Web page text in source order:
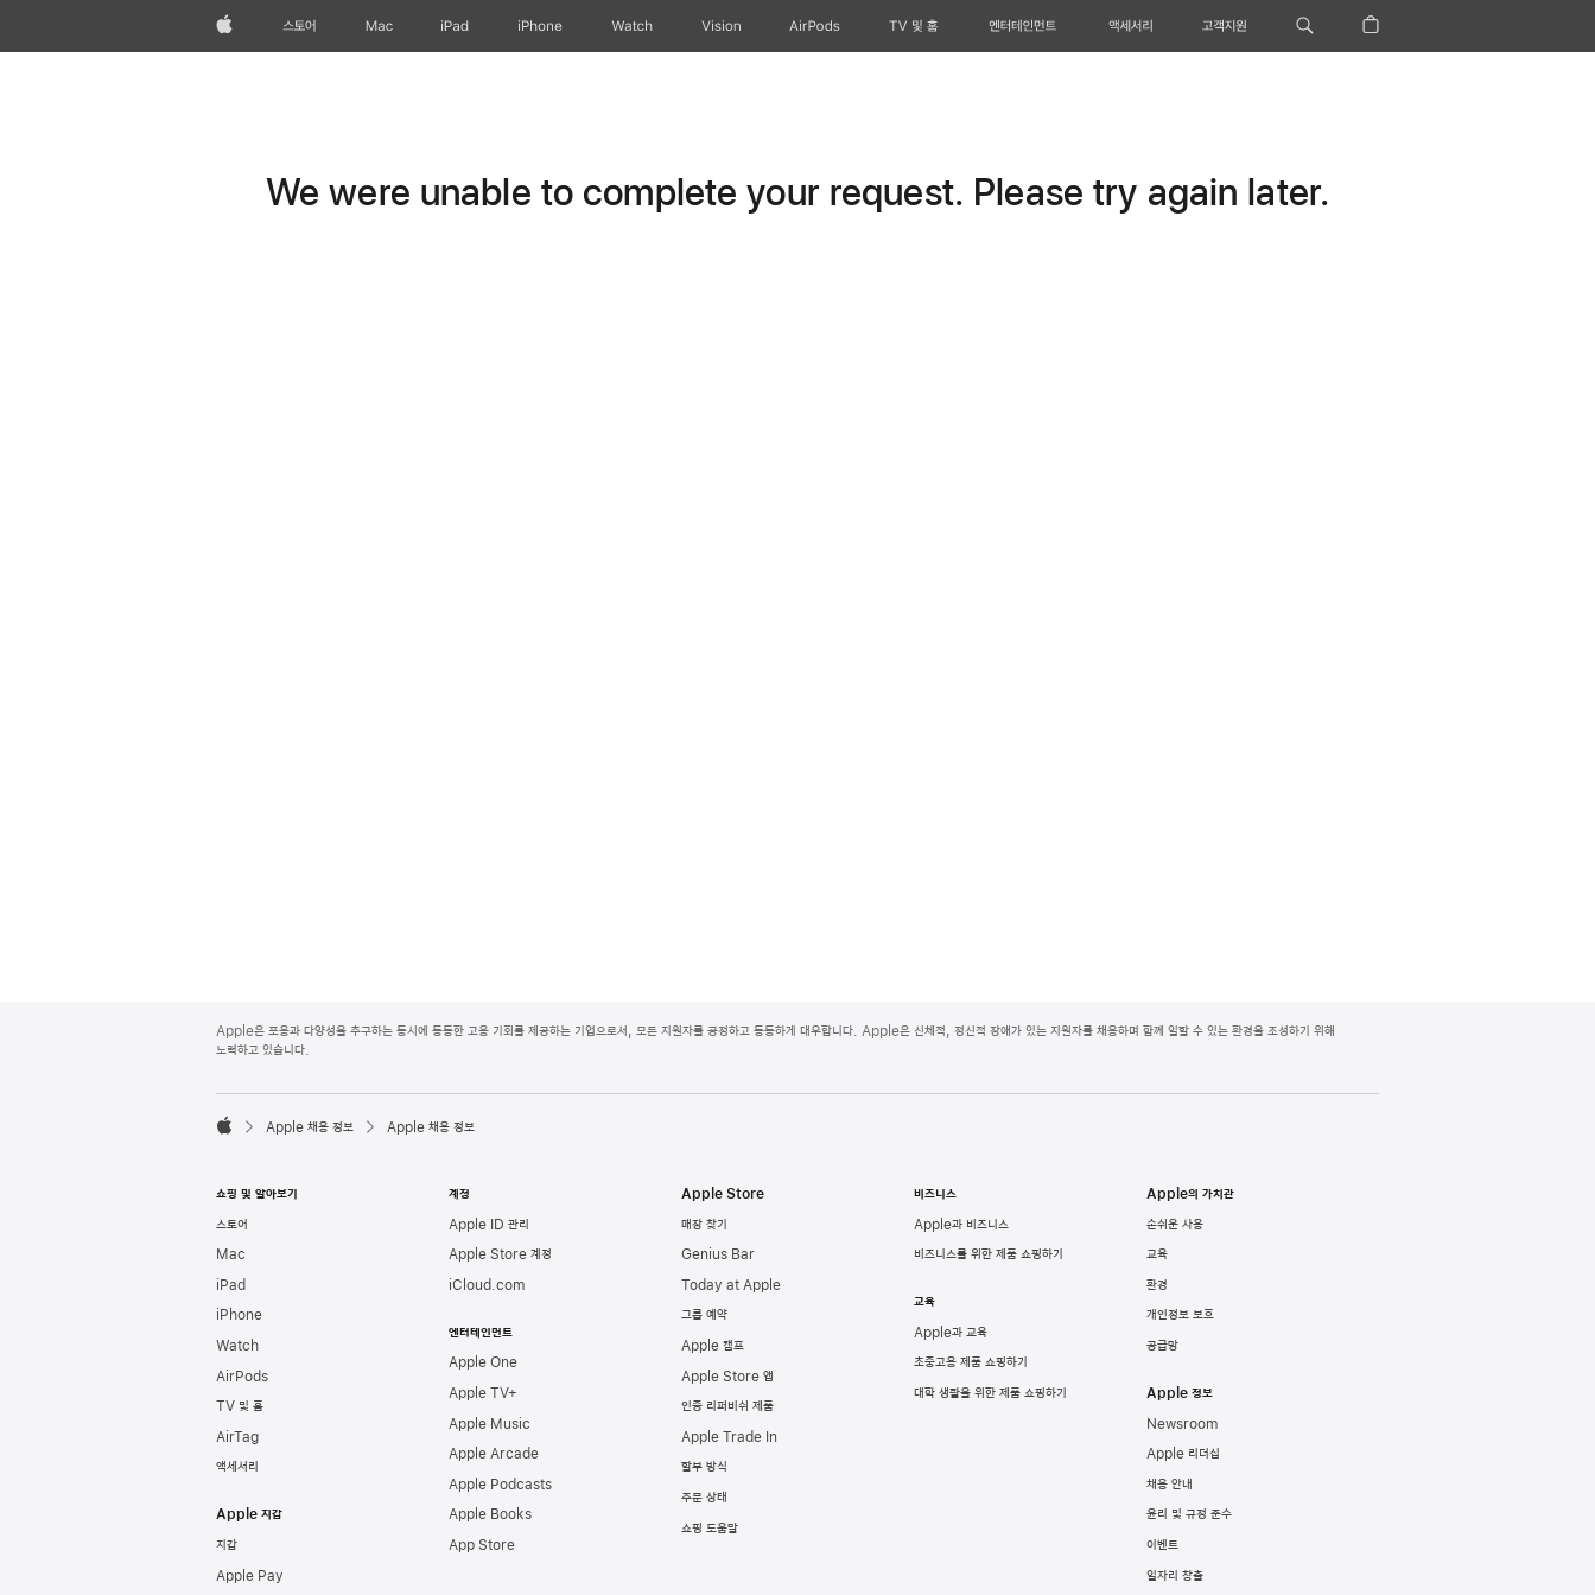
Apple스토어 Mac iPad iPhone Watch Vision AirPods TV 및 홈 엔터테인먼트 액세서리 고객지원
We were unable to complete your request. Please try again later.
p
p
o
r
Apple은 포용과 다양성을 추구하는 동시에 동등한 고용 기회를 제공하는 기업으로서, 모든 지원자를 공정하고 동등하게 대우합니다. Apple은 신체적, 정신적 장애가 있는 지원자를 채용하며 함께 일할 수 있는 환경을 조성하기 위해
노력하고 있습니다.

l
e
Apple 채용 정보 Apple 채용 정보
쇼핑 및 알아보기
스토어
Mac
iPad
iPhone
Watch
AirPods
TV 및 홈
AirTag
액세서리
Apple 지갑
지갑
Apple Pay
계정
Apple ID 관리
Apple Store 계정
iCloud.com
엔터테인먼트
Apple One
Apple TV+
Apple Music
Apple Arcade
Apple Podcasts
Apple Books
App Store
Apple Store
매장 찾기
Genius Bar
Today at Apple
그룹 예약
Apple 캠프
Apple Store 앱
인증 리퍼비쉬 제품
Apple Trade In
할부 방식
주문 상태
쇼핑 도움말
비즈니스
Apple과 비즈니스
비즈니스를 위한 제품 쇼핑하기
교육
Apple과 교육
초중고용 제품 쇼핑하기
대학 생활을 위한 제품 쇼핑하기
Apple의 가치관
손쉬운 사용
교육
환경
개인정보 보호
공급망
Apple 정보
Newsroom
Apple 리더십
채용 안내
윤리 및 규정 준수
이벤트
일자리 창출